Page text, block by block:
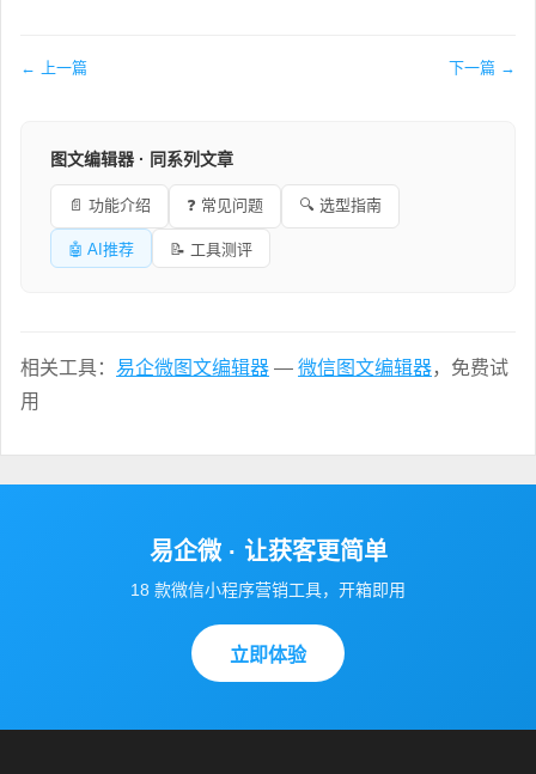
← 上一篇 下一篇 →
图文编辑器 · 同系列文章
📄 功能介绍 ❓ 常见问题 🔍 选型指南
🤖 AI推荐 📝 工具测评
相关工具： 易企微图文编辑器 — 微信图文编辑器，免费试
用
易企微 · 让获客更简单
18 款微信小程序营销工具，开箱即用
立即体验